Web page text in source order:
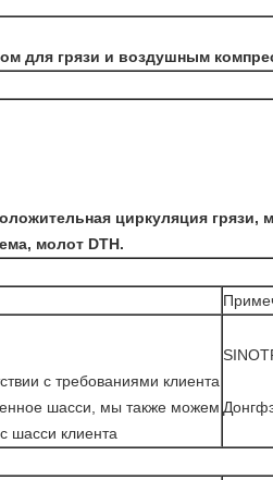
для грязи и воздушным
циркуляция грязи,
молот DTH.
с требованиями клиента
шасси, мы также можем
шасси клиента